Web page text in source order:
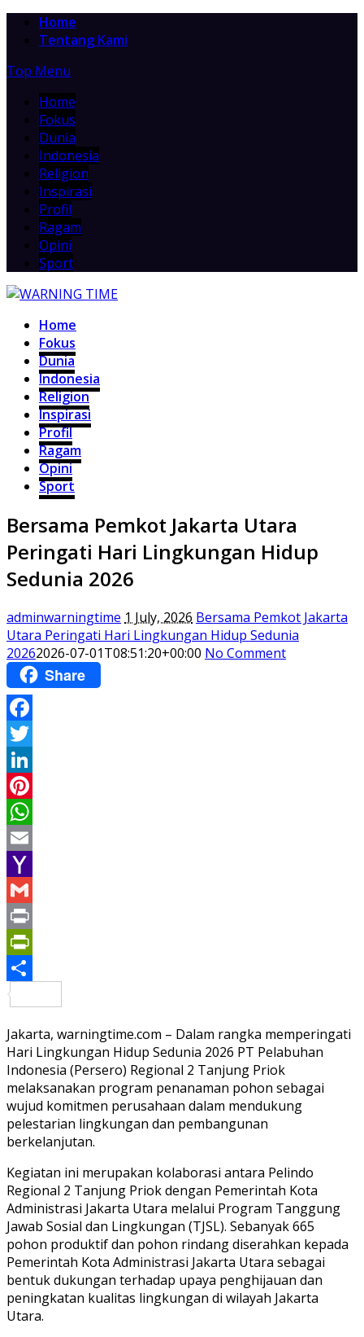
Home
Tentang Kami
Top Menu
Home
Fokus
Dunia
Indonesia
Religion
Inspirasi
Profil
Ragam
Opini
Sport
Home
Fokus
Dunia
Indonesia
Religion
Inspirasi
Profil
Ragam
Opini
Sport
Bersama Pemkot Jakarta Utara
Peringati Hari Lingkungan Hidup
Sedunia 2026
adminwarningtime 1 July, 2026 Bersama Pemkot Jakarta
Utara Peringati Hari Lingkungan Hidup Sedunia
20262026-07-01T08:51:20+00:00 No Comment
Share
Facebook
Twitter
LinkedIn
Pinterest
WhatsApp
Email
Yahoo
Mail
Gmail
Print
PrintFriendly
Jakarta, warningtime.com – Dalam rangka memperingati
Hari Lingkungan Hidup Sedunia 2026 PT Pelabuhan
Indonesia (Persero) Regional 2 Tanjung Priok
melaksanakan program penanaman pohon sebagai
wujud komitmen perusahaan dalam mendukung
pelestarian lingkungan dan pembangunan
berkelanjutan.
Kegiatan ini merupakan kolaborasi antara Pelindo
Regional 2 Tanjung Priok dengan Pemerintah Kota
Administrasi Jakarta Utara melalui Program Tanggung
Jawab Sosial dan Lingkungan (TJSL). Sebanyak 665
pohon produktif dan pohon rindang diserahkan kepada
Pemerintah Kota Administrasi Jakarta Utara sebagai
bentuk dukungan terhadap upaya penghijauan dan
peningkatan kualitas lingkungan di wilayah Jakarta
Utara.